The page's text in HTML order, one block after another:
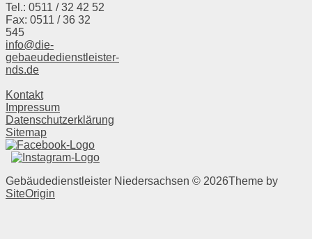
Tel.: 0511 / 32 42 52
Fax: 0511 / 36 32
545
info@die-
gebaeudedienstleister-
nds.de
Kontakt
Impressum
Datenschutzerklärung
Sitemap
Gebäudedienstleister Niedersachsen © 2026Theme by
SiteOrigin